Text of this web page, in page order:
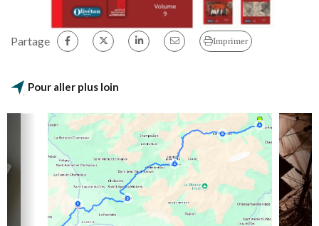
Partage Imprimer
Pour aller plus loin